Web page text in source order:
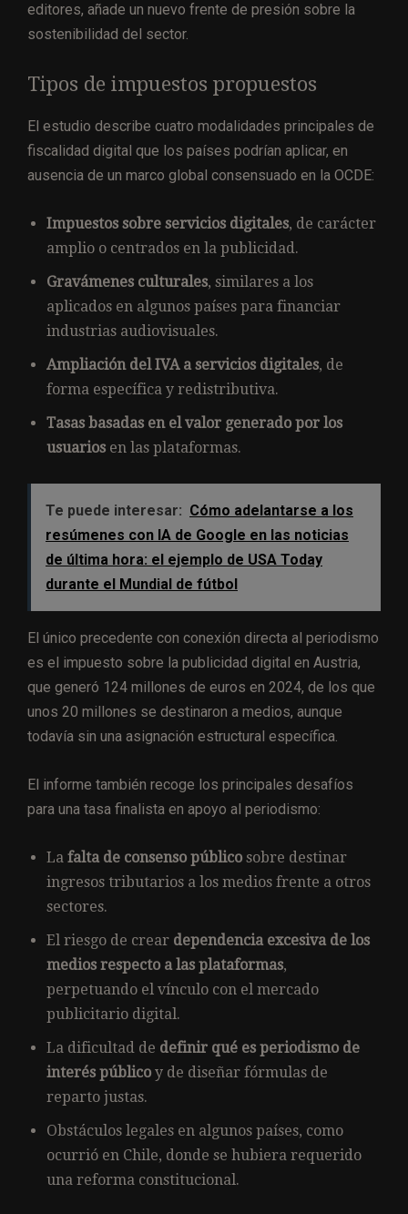
editores, añade un nuevo frente de presión sobre la
sostenibilidad del sector.
Tipos de impuestos propuestos
El estudio describe cuatro modalidades principales de
fiscalidad digital que los países podrían aplicar, en
ausencia de un marco global consensuado en la OCDE:
Impuestos sobre servicios digitales, de carácter
amplio o centrados en la publicidad.
Gravámenes culturales, similares a los
aplicados en algunos países para financiar
industrias audiovisuales.
Ampliación del IVA a servicios digitales, de
forma específica y redistributiva.
Tasas basadas en el valor generado por los
usuarios en las plataformas.
Te puede interesar: Cómo adelantarse a los
resúmenes con IA de Google en las noticias
de última hora: el ejemplo de USA Today
durante el Mundial de fútbol
El único precedente con conexión directa al periodismo
es el impuesto sobre la publicidad digital en Austria,
que generó 124 millones de euros en 2024, de los que
unos 20 millones se destinaron a medios, aunque
todavía sin una asignación estructural específica.
El informe también recoge los principales desafíos
para una tasa finalista en apoyo al periodismo:
La falta de consenso público sobre destinar
ingresos tributarios a los medios frente a otros
sectores.
El riesgo de crear dependencia excesiva de los
medios respecto a las plataformas,
perpetuando el vínculo con el mercado
publicitario digital.
La dificultad de definir qué es periodismo de
interés público y de diseñar fórmulas de
reparto justas.
Obstáculos legales en algunos países, como
ocurrió en Chile, donde se hubiera requerido
una reforma constitucional.